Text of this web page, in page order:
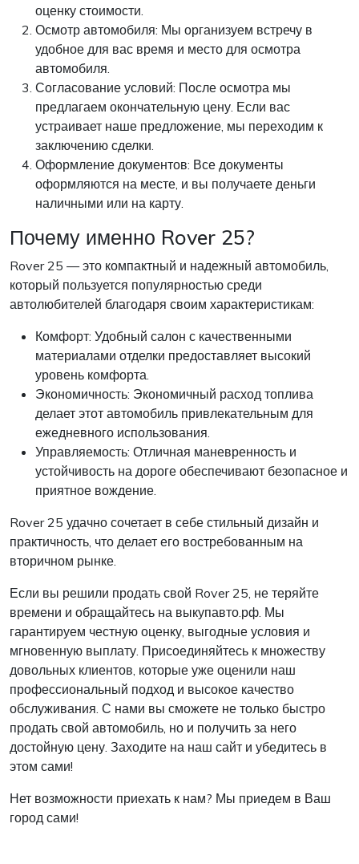
оценку стоимости.
Осмотр автомобиля: Мы организуем встречу в
удобное для вас время и место для осмотра
автомобиля.
Согласование условий: После осмотра мы
предлагаем окончательную цену. Если вас
устраивает наше предложение, мы переходим к
заключению сделки.
Оформление документов: Все документы
оформляются на месте, и вы получаете деньги
наличными или на карту.
Почему именно Rover 25?
Rover 25 — это компактный и надежный автомобиль,
который пользуется популярностью среди
автолюбителей благодаря своим характеристикам:
Комфорт: Удобный салон с качественными
материалами отделки предоставляет высокий
уровень комфорта.
Экономичность: Экономичный расход топлива
делает этот автомобиль привлекательным для
ежедневного использования.
Управляемость: Отличная маневренность и
устойчивость на дороге обеспечивают безопасное и
приятное вождение.
Rover 25 удачно сочетает в себе стильный дизайн и
практичность, что делает его востребованным на
вторичном рынке.
Если вы решили продать свой Rover 25, не теряйте
времени и обращайтесь на выкупавто.рф. Мы
гарантируем честную оценку, выгодные условия и
мгновенную выплату. Присоединяйтесь к множеству
довольных клиентов, которые уже оценили наш
профессиональный подход и высокое качество
обслуживания. С нами вы сможете не только быстро
продать свой автомобиль, но и получить за него
достойную цену. Заходите на наш сайт и убедитесь в
этом сами!
Нет возможности приехать к нам? Мы приедем в Ваш
город сами!